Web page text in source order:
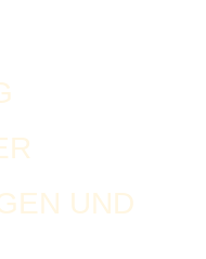
UND